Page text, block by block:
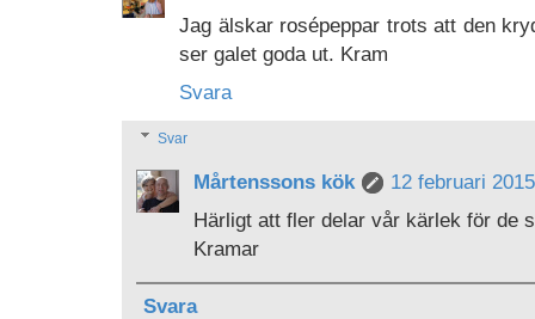
Jag älskar rosépeppar trots att den
ser galet goda ut. Kram
Svara
Svar
Mårtenssons kök
12 februari
Härligt att fler delar vår kärlek för de
Kramar
Svara